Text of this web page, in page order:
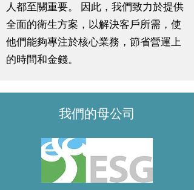
人都至關重要。 因此，我們致力於提供
全面的衛生方案，以解決客戶所需，使
他們能夠專注於核心業務，節省營運上
的時間和金錢。
我們的母公司